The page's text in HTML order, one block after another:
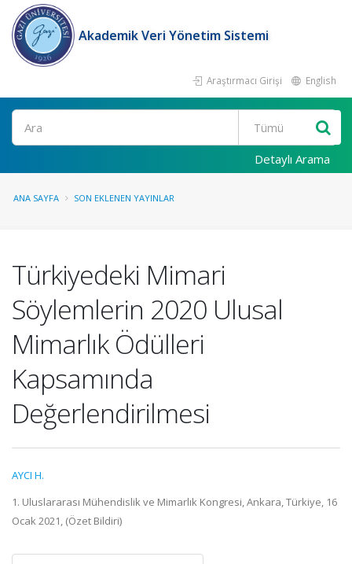
Akademik Veri Yönetim Sistemi
Araştırmacı Girişi English
Ara
Detaylı Arama
ANA SAYFA SON EKLENEN YAYINLAR
Türkiyedeki Mimari
Söylemlerin 2020 Ulusal
Mimarlık Ödülleri
Kapsamında
Değerlendirilmesi
AYCI H.
1. Uluslararası Mühendislik ve Mimarlık Kongresi, Ankara, Türkiye, 16
Ocak 2021, (Özet Bildiri)